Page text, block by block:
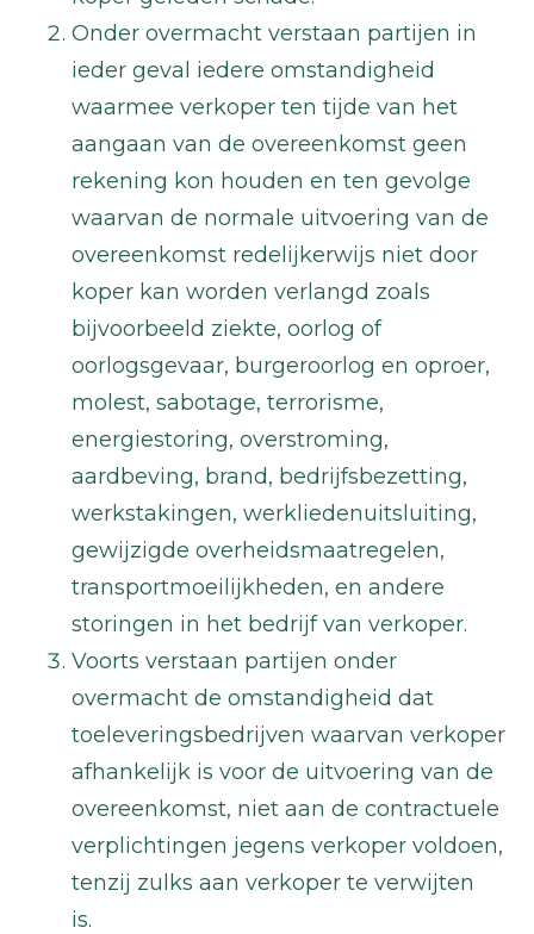
Onder overmacht verstaan partijen in
ieder geval iedere omstandigheid
waarmee verkoper ten tijde van het
aangaan van de overeenkomst geen
rekening kon houden en ten gevolge
waarvan de normale uitvoering van de
overeenkomst redelijkerwijs niet door
koper kan worden verlangd zoals
bijvoorbeeld ziekte, oorlog of
oorlogsgevaar, burgeroorlog en oproer,
molest, sabotage, terrorisme,
energiestoring, overstroming,
aardbeving, brand, bedrijfsbezetting,
werkstakingen, werkliedenuitsluiting,
gewijzigde overheidsmaatregelen,
transportmoeilijkheden, en andere
storingen in het bedrijf van verkoper.
Voorts verstaan partijen onder
overmacht de omstandigheid dat
toeleveringsbedrijven waarvan verkoper
afhankelijk is voor de uitvoering van de
overeenkomst, niet aan de contractuele
verplichtingen jegens verkoper voldoen,
tenzij zulks aan verkoper te verwijten
is.